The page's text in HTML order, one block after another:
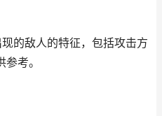
的敌人的特征，包括攻击方
考。